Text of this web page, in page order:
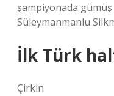
şampiyonada
Süleymanmanlu
İlk Türk
Çirkin